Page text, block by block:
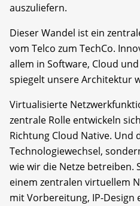
auszuliefern.
Dieser Wandel ist ein
vom Telco zum TechCo.
allem in Software, Cloud
spiegelt unsere Architektur
Virtualisierte
zentrale Rolle entwickeln
Richtung Cloud Native. Und
Technologiewechsel,
wie wir die Netze betreiben.
einem zentralen virtuellem
mit Vorbereitung, IP-Design